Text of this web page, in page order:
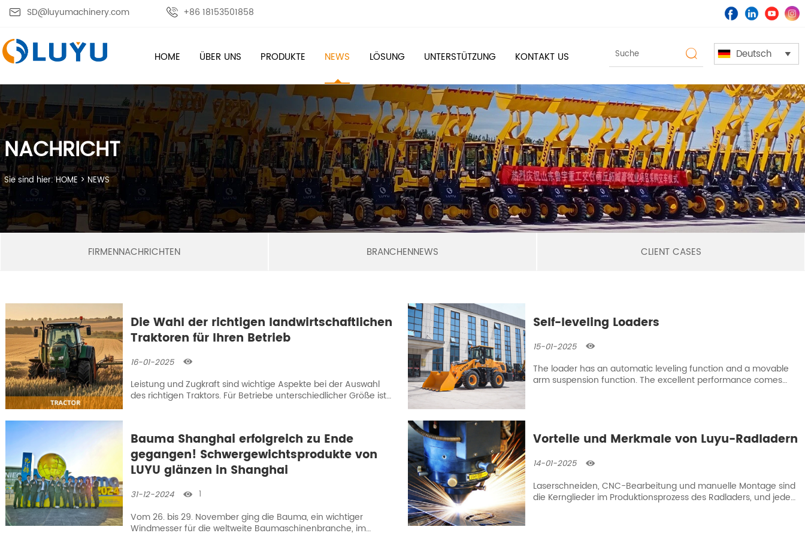
 SD@luyumachinery.com  +86 18153501858
HOME ÜBER UNS PRODUKTE NEWS LÖSUNG UNTERSTÜTZUNG KONTAKT US  Deutsch 
NACHRICHT
Sie sind hier:HOME >NEWS
FIRMENNACHRICHTEN BRANCHENNEWS CLIENT CASES
Die Wahl der richtigen landwirtschaftlichen
Traktoren für Ihren Betrieb
16-01-2025 
Leistung und Zugkraft sind wichtige Aspekte bei der Auswahl
des richtigen Traktors. Für Betriebe unterschiedlicher Größe ist
Self-leveling Loaders
15-01-2025 
The loader has an automatic leveling function and a movable
arm suspension function. The excellent performance comes
Bauma Shanghai erfolgreich zu Ende
gegangen! Schwergewichtsprodukte von
LUYU glänzen in Shanghai
31-12-2024  1
Vom 26. bis 29. November ging die Bauma, ein wichtiger
Windmesser für die weltweite Baumaschinenbranche, im
Vorteile und Merkmale von Luyu-Radladern
14-01-2025 
Laserschneiden, CNC-Bearbeitung und manuelle Montage sind
die Kernglieder im Produktionsprozess des Radladers, und jedes